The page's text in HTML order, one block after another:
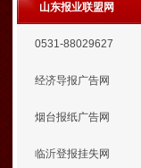
山东报业联盟网
0531-88029627
经济导报广告网
烟台报纸广告网
临沂登报挂失网